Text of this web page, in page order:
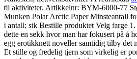
til aktiviteter. Artikkelnr: BYM-6000-77
Munken Polar Arctic Paper Minsteantall
i antall: stk Bestille produktet Velg farge
dette en sekk hvor man har fokusert på å
egg erotikknett noveller samtidig tilby det
Et stille og fredelig tjern som virkelig er